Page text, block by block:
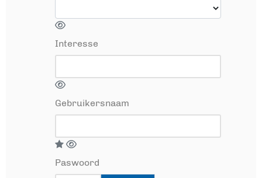
Interesse
Gebruikersnaam
Paswoord